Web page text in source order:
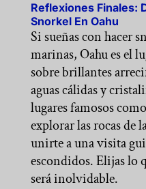
Reflexiones Finales:
Snorkel En Oahu
Si sueñas con hacer
marinas, Oahu es el
sobre brillantes
aguas cálidas y
lugares famosos
explorar las rocas de
unirte a una visita
escondidos. Elijas lo
será inolvidable.